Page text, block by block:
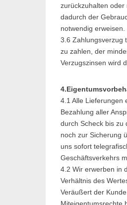
zurückzuhalten oder
dadurch der
notwendig erweisen.
3.6 Zahlungsverzug
zu zahlen, der
Verzugszinsen wird
4.1 Alle Lieferungen
Bezahlung aller
durch Scheck bis zu
noch zur Sicherung
uns sofort
Geschäftsverkehrs
4.2 Wir erwerben in
Verhältnis des
Veräußert der
Miteigentumsrechte